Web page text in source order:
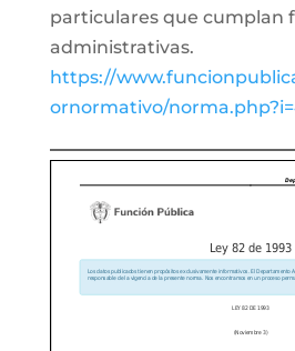
particulares que cumplan
administrativas.
https://
ornormativo/